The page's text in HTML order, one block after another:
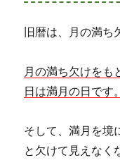
旧暦は、月の満ち
月の満ち欠けをも
日は満月の日です。
そして、満月を境
と欠けて見えなく